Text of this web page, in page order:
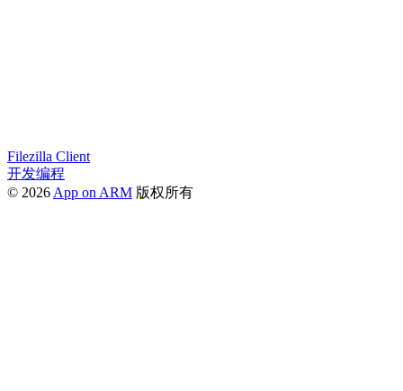
Filezilla Client
开发编程
© 2026 App on ARM 版权所有